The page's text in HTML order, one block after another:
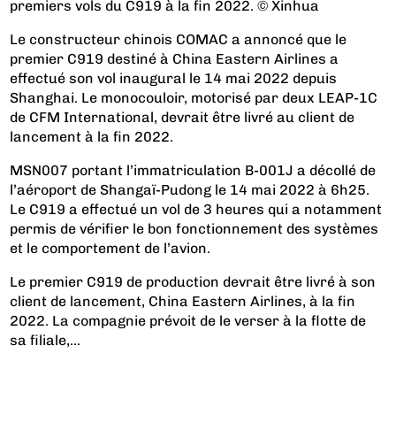
premiers vols du C919 à la fin 2022. © Xinhua
Le constructeur chinois COMAC a annoncé que le
premier C919 destiné à China Eastern Airlines a
effectué son vol inaugural le 14 mai 2022 depuis
Shanghai. Le monocouloir, motorisé par deux LEAP-1C
de CFM International, devrait être livré au client de
lancement à la fin 2022.
MSN007 portant l’immatriculation B-001J a décollé de
l’aéroport de Shangaï-Pudong le 14 mai 2022 à 6h25.
Le C919 a effectué un vol de 3 heures qui a notamment
permis de vérifier le bon fonctionnement des systèmes
et le comportement de l’avion.
Le premier C919 de production devrait être livré à son
client de lancement, China Eastern Airlines, à la fin
2022. La compagnie prévoit de le verser à la flotte de
sa filiale,...